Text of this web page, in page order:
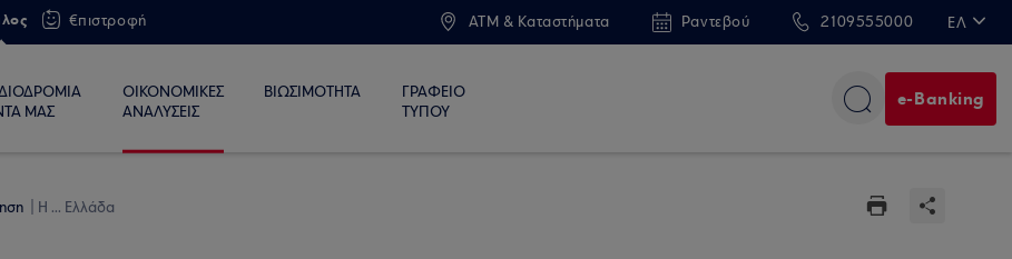
€πιστροφή ATM & Καταστήματα Ραντεβού 2109555000 ΕΛ
ΜΑΣ
ΟΙΚΟΝΟΜΙΚΕΣ
ΑΝΑΛΥΣΕΙΣ
ΒΙΩΣΙΜΟΤΗΤΑ
ΓΡΑΦΕΙΟ
ΤΥΠΟΥ
e-Banking
Η ... Ελλάδα